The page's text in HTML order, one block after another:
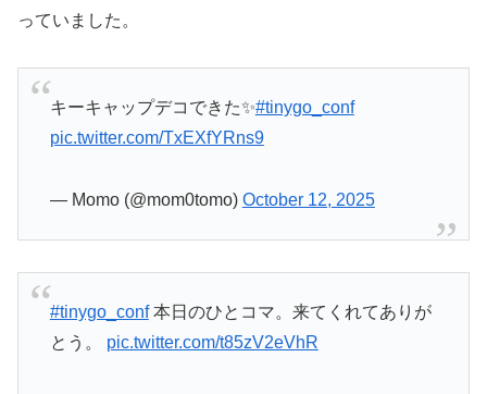
っていました。
キーキャップデコできた✨#tinygo_conf
pic.twitter.com/TxEXfYRns9
— Momo (@mom0tomo) October 12, 2025
#tinygo_conf本日のひとコマ。来てくれてありが
とう。 pic.twitter.com/t85zV2eVhR